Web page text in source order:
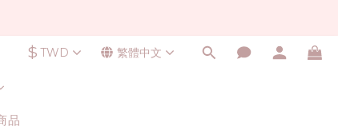
$ TWD 繁體中文
品